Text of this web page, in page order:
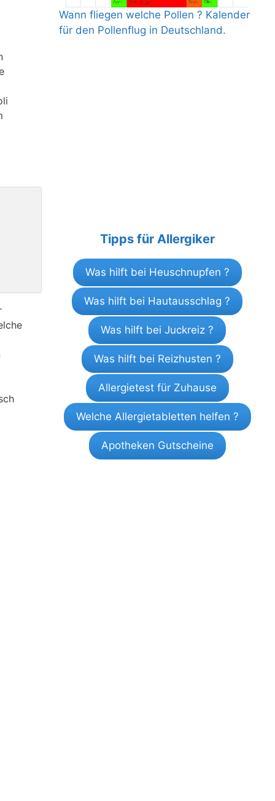
Wann fliegen welche Pollen ? Kalender
für den Pollenflug in Deutschland.
Tipps für Allergiker
Was hilft bei Heuschnupfen ?
Was hilft bei Hautausschlag ?
Was hilft bei Juckreiz ?
Was hilft bei Reizhusten ?
Allergietest für Zuhause
Welche Allergietabletten helfen ?
Apotheken Gutscheine